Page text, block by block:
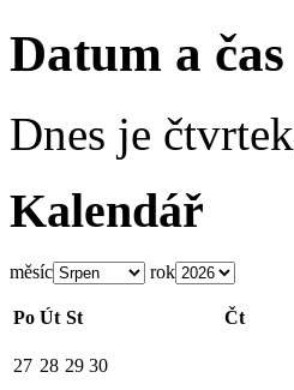
Datum a čas
Dnes je čtvrtek
Kalendář
měsíc rok
Po Út St Čt
27 28 29 30